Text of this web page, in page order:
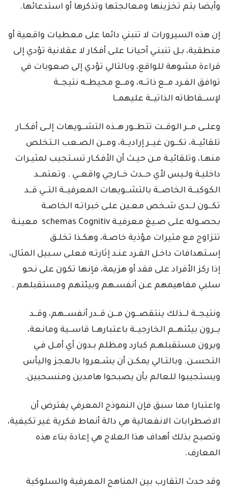
وأيضا يتم تخزينها ومعالجتها وتذكرها أو استدعائها.
إن هذه السيرورات لا تنبني دائما على معطيات واقعية أو
منطقية، بـل تنبنـي أحيانـا علـى أفكار لا عقلانية تؤدي إلى
قراءة مشوهة للواقع، وبالتالي تؤدي إلى صعوبات في
توافق الفـرد مــع ذاتــه، ومــع محيطــه نتيجــة
لإســقاطاته الذاتيــة عليهمــا
وعلــى مــر الوقــت تتطــور هــذه التشــويهات إلــى أفكــار
تلقائيــة، تكــون غيــر إراديــة، ومــن الصـعب الـتخلص
منهـا، وتلقائيـة مـن حيـث أن الأفكـار تسـتجيب لمثيـرات
داخليـة ولـيس لأي حــدث خــارجي واقعــي . وتعتمــد
الكوكبــة الخاصــة بالتشــويهات المعرفيــة التــي قــد
تكــون لــدى شـخص معـين علـى خبراتـه الخاصـة
بحصـوله علـى صـيغ معرفيـة schemas Cognitiv معينـة
تتزاوج مع مثيرات مؤذية خاصـة، وهكـذا تخلـق
إسـتهدافات داخـل الفـرد عنـد إثارتـه فعلـى سـبيل المثال،
إذا ركز الأفراد على فقد أو هزيمة، فإنها تكون على نحو
سلبي مفاهيمهم عـن أنفسـهم وبيئتهم ومستقبلهم .
ونتيجــة لــذلك ينتقصــون مــن قــدر أنفســهم، وقــد
يــرون بيئتهــم الخارجيــة باعتبارهــا قاســية ومانعة،
ويرون مستقبلهـم كبارد ومظلم بـدون أي أمـل فـي
التحسـن. وبالتـالي يمكـن أن يشـعروا بالعجز واليأس
ويستجيبوا للعالم بأن يصبحوا هامدين ومنسحبين.
واعتبارا مما سبق فإن النموذج المعرفي يفترض أن
الاضطرابات الانفعالية هي دالة أنماط فكرية غير تكيفية،
وتصبح بذلك أهداف هذا العلاج هي إعادة بناء هذه
المعارف.
وقد حدث التقارب بين المناهج المعرفية والسلوكية